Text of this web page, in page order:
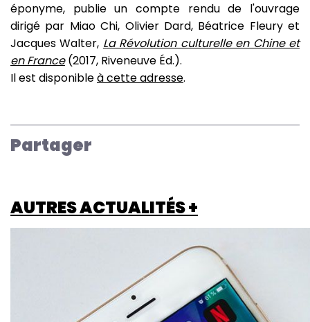
éponyme, publie un compte rendu de l'ouvrage
dirigé par Miao Chi, Olivier Dard, Béatrice Fleury et
Jacques Walter, La Révolution culturelle en Chine et
en France(2017, Riveneuve Éd.).
Il est disponibleà cette adresse.
Partager
AUTRES ACTUALITÉS +